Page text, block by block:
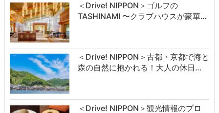
＜Drive! NIPPON＞ゴルフの
TASHINAMI 〜クラブハウスが豪華…
＜Drive! NIPPON＞古都・京都で海と
森の自然に抱かれる！大人の休日…
＜Drive! NIPPON＞観光情報のプロ